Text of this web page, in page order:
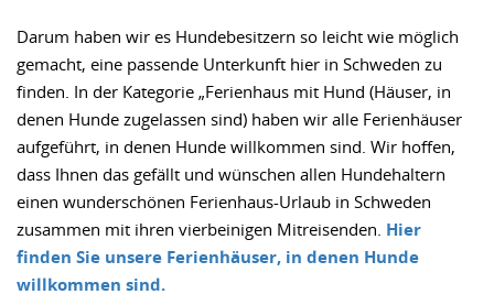
Darum haben wir es Hundebesitzern so leicht wie möglich
gemacht, eine passende Unterkunft hier in Schweden zu
finden. In der Kategorie „Ferienhaus mit Hund (Häuser, in
denen Hunde zugelassen sind) haben wir alle Ferienhäuser
aufgeführt, in denen Hunde willkommen sind. Wir hoffen,
dass Ihnen das gefällt und wünschen allen Hundehaltern
einen wunderschönen Ferienhaus-Urlaub in Schweden
zusammen mit ihren vierbeinigen Mitreisenden. Hier
finden Sie unsere Ferienhäuser, in denen Hunde
willkommen sind.